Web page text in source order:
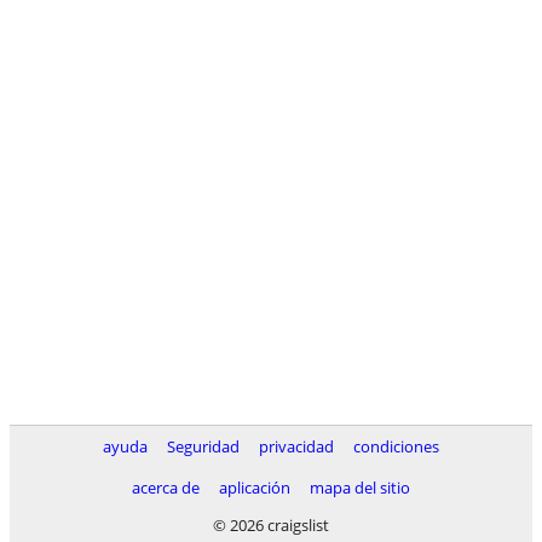
ayuda Seguridad privacidad
condiciones
acerca de
aplicación
mapa del sitio
© 2026 craigslist